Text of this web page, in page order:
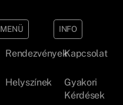
MENÜ
Rendezvények
Helyszínek
INFO
Kapcsolat
Gyakori
Kérdések